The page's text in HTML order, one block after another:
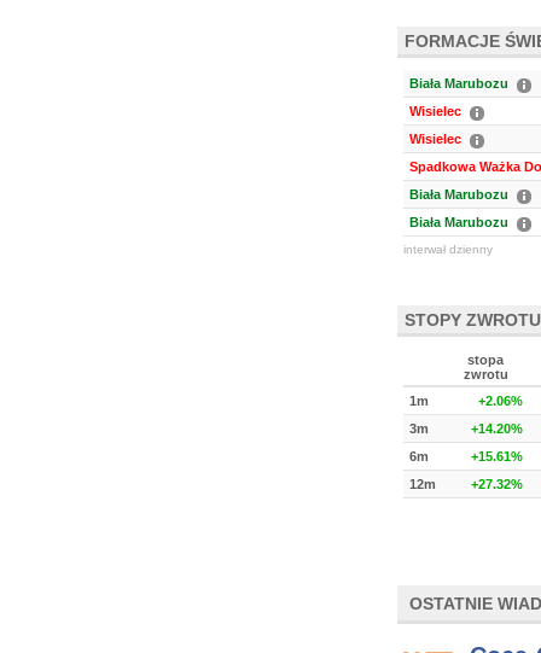
FORMACJE
Biała Marubozu
Wisielec
Wisielec
Spadkowa Ważka
Biała Marubozu
Biała Marubozu
interwał dzienny
STOPY ZWROTU
stopa
zwrotu
1m
+2.06%
3m
+14.20%
6m
+15.61%
12m
+27.32%
OSTATNIE